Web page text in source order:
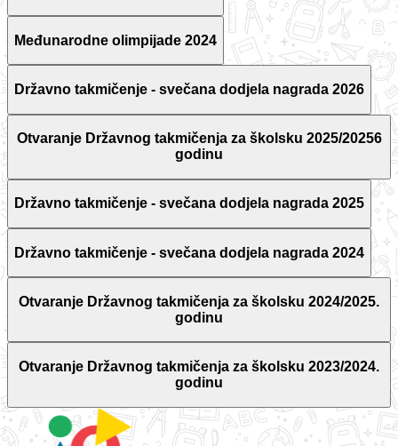
Međunarodne olimpijade 2024
Državno takmičenje - svečana dodjela nagrada 2026
Otvaranje Državnog takmičenja za školsku 2025/20256
godinu
Državno takmičenje - svečana dodjela nagrada 2025
Državno takmičenje - svečana dodjela nagrada 2024
Otvaranje Državnog takmičenja za školsku 2024/2025.
godinu
Otvaranje Državnog takmičenja za školsku 2023/2024.
godinu